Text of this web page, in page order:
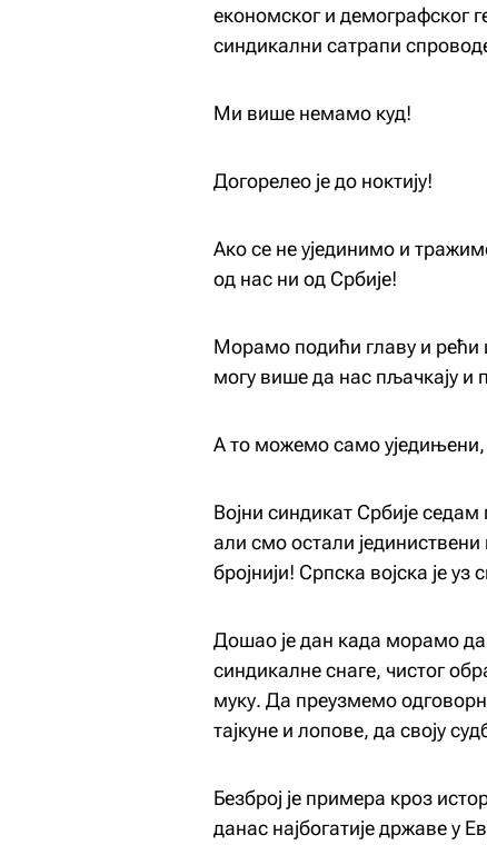
економског и демографског
синдикални сатрапи
Ми више немамо куд!
Догорелео је до ноктију!
Ако се не ујединимо и
од нас ни од Србије!
Морамо подићи главу и рећи
могу више да нас пљачкају и
А то можемо само
Војни синдикат Србије
али смо остали
бројнији! Српска војска је
Дошао је дан када морамо да
синдикалне снаге, чистог
муку. Да преузмемо
тајкуне и лопове, да своју
Безброј је примера кроз
данас најбогатије државе у